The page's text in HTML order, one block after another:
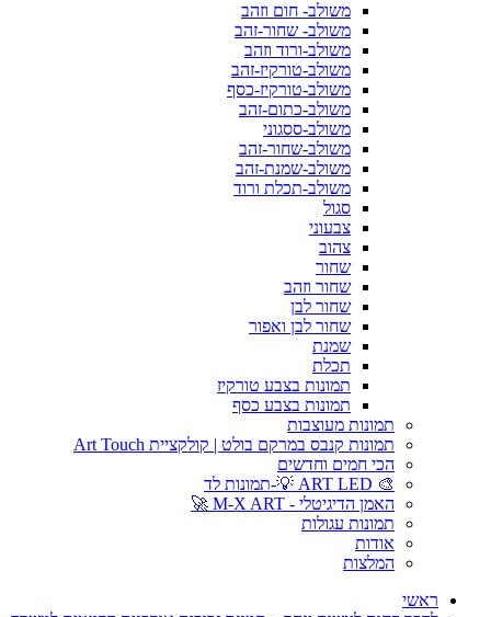
משולב- חום וזהב
משולב- שחור-זהב
משולב-ורוד וזהב
משולב-טורקיז-זהב
משולב-טורקיז-כסף
משולב-כתום-זהב
משולב-ססגוני
משולב-שחור-זהב
משולב-שמנת-זהב
משולב-תכלת ורוד
סגול
צבעוני
צהוב
שחור
שחור וזהב
שחור לבן
שחור לבן ואפור
שמנת
תכלת
תמונות בצבע טורקיז
תמונות בצבע כסף
תמונות מעוצבות
תמונות קנבס במרקם בולט | קולקציית Art Touch
הכי חמים וחדשים
🎨 ART LED 💡-תמונות לד
האמן הדיגיטלי - M-X ART 🚀
תמונות עגולות
אודות
המלצות
ראשי